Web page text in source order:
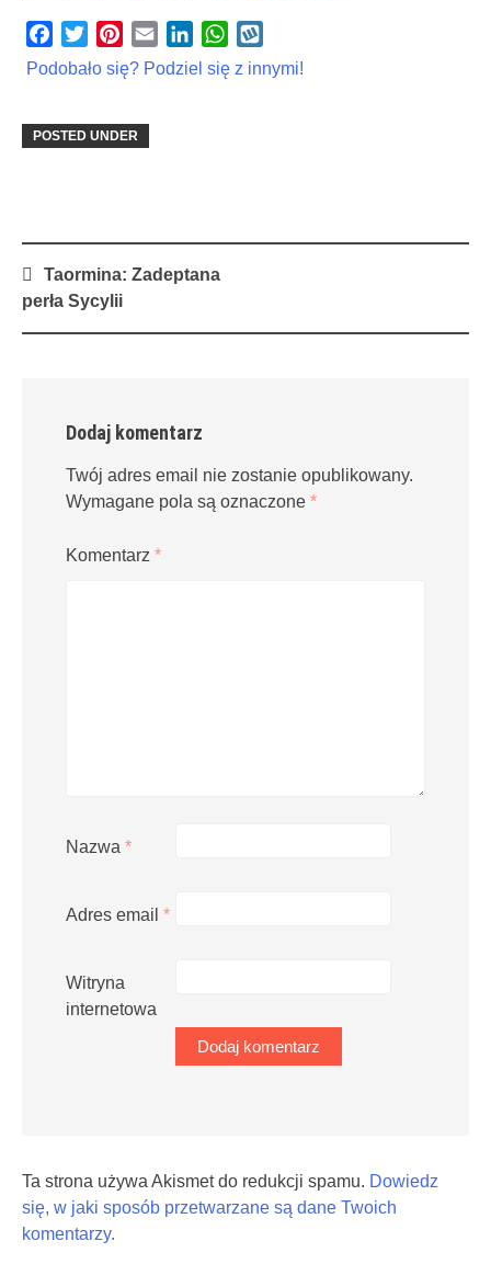
Facebook
TwitterPinterest
Email LinkedInWhatsApp
Podobało się? Podziel się z innymi!
POSTED UNDER
Post
navigation
Taormina: Zadeptana
perła Sycylii
Dodaj komentarz
Twój adres email nie zostanie opublikowany.
Wymagane pola są oznaczone *
Komentarz *
Nazwa *
Adres email *
Witryna
internetowa
Ta strona używa Akismet do redukcji spamu. Dowiedz
się, w jaki sposób przetwarzane są dane Twoich
komentarzy.